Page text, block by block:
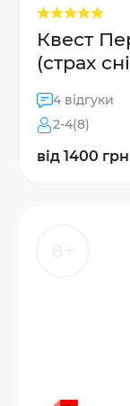
Квест
(страх
4 відгуки
2-4(8)
від 1400 грн